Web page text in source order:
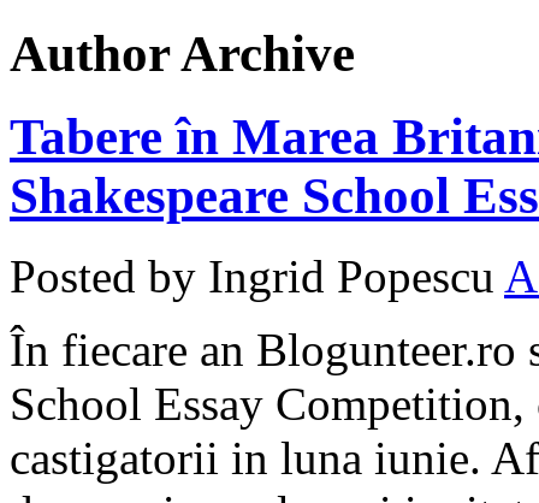
Author Archive
Tabere în Marea
Shakespeare School
Posted by Ingrid Popescu
În fiecare an Blogunteer.ro
School Essay Competition,
castigatorii in luna iunie.